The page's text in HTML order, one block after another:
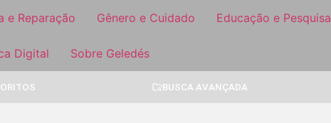
e Reparação Gênero e Cuidado Educação e Pesquisa
Digital Sobre Geledés
BUSCA AVANÇADA